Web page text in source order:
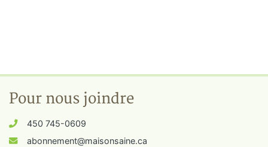
Pour nous joindre
450 745-0609
abonnement@maisonsaine.ca